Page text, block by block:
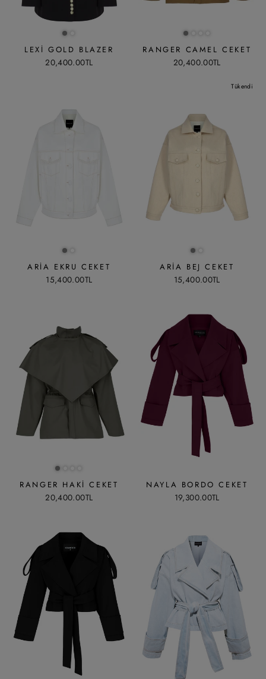
LEXI GOLD BLAZER
20,400.00TL
RANGER CAMEL CEKET
20,400.00TL
ARIA EKRU CEKET
15,400.00TL
Tükendi
ARIA BEJ CEKET
15,400.00TL
RANGER HAKI CEKET
20,400.00TL
NAYLA BORDO CEKET
19,300.00TL